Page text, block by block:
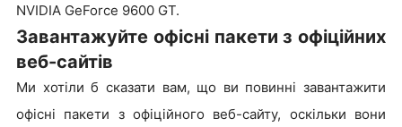
NVIDIA GeForce 9600 GT.
Завантажуйте офісні пакети з офіційних
веб-сайтів
Ми хотіли б сказати вам, що ви повинні завантажити
офісні пакети з офіційного веб-сайту, оскільки вони